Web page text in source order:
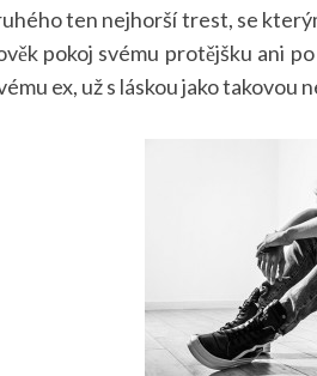
ten nejhorší trest, se
pokoj svému protějšku ani
ex, už s láskou jako takovou